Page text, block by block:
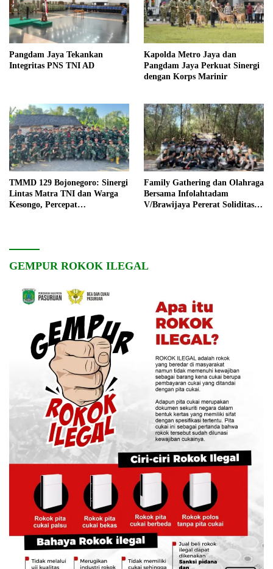
Pangdam Jaya Tekankan
Integritas PNS TNI AD
Kapolda Metro Jaya dan
Pangdam Jaya Perkuat Sinergi
dengan Korps Marinir
TMMD 129 Bojonegoro: Sinergi
Lintas Matra TNI dan Warga
Kesongo, Percepat
Family Gathering dan Olahraga
Bersama Infolahtadam
V/Brawijaya Pererat Soliditas
GEMPUR ROKOK ILEGAL